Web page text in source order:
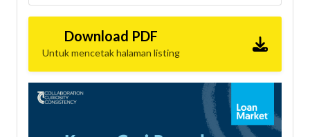
Download PDF
Untuk mencetak halaman listing